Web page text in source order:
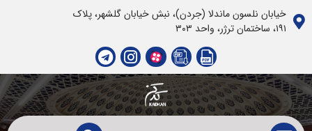
خیابان نلسون ماندلا (جردن)، نبش خیابان گلشهر، پلاک
١٩١، ساختمان ترژر، واحد ٣٠٣